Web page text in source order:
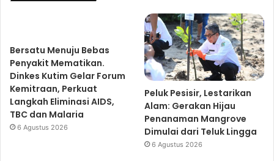
Bersatu Menuju Bebas
Penyakit Mematikan.
Dinkes Kutim Gelar Forum
Kemitraan, Perkuat
Langkah Eliminasi AIDS,
TBC dan Malaria
6 Agustus 2026
Peluk Pesisir, Lestarikan
Alam: Gerakan Hijau
Penanaman Mangrove
Dimulai dari Teluk Lingga
6 Agustus 2026